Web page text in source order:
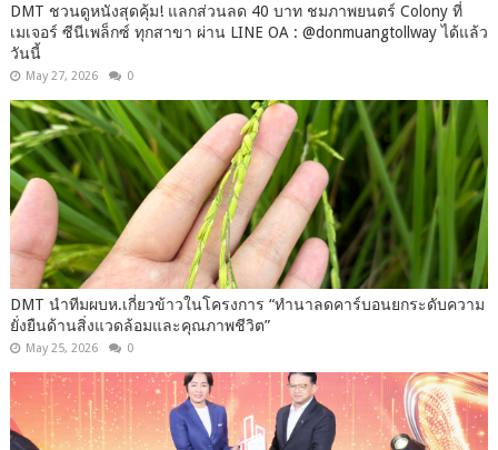
DMT ชวนดูหนังสุดคุ้ม! แลกส่วนลด 40 บาท ชมภาพยนตร์ Colony ที่
เมเจอร์ ซีนีเพล็กซ์ ทุกสาขา ผ่าน LINE OA : @donmuangtollway ได้แล้ว
วันนี้
May 27, 2026 0
DMT นำทีมผบห.เกี่ยวข้าวในโครงการ “ทำนาลดคาร์บอนยกระดับความ
ยั่งยืนด้านสิ่งแวดล้อมและคุณภาพชีวิต”
May 25, 2026 0